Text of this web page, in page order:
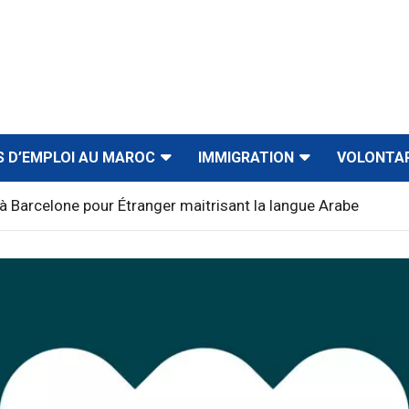
D’EMPLOI AU MAROC IMMIGRATION
Barcelone pour Étranger maitrisant la langue Arabe